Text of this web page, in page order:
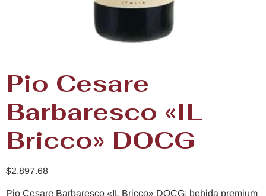
Pio Cesare
Barbaresco «IL
Bricco» DOCG
$2,897.68
Pio Cesare Barbaresco «IL Bricco» DOCG: bebida premium